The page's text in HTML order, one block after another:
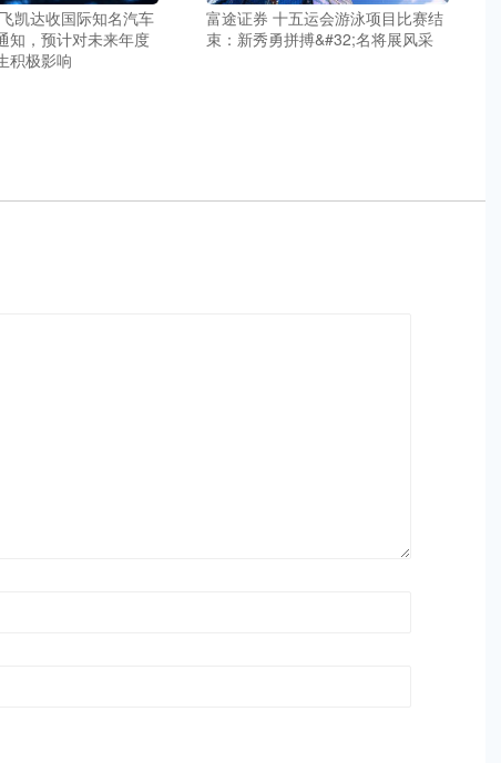
凯达收国际知名汽车
知，预计对未来年度
积极影响
富途证券 十五运会游泳项目比赛结
束：新秀勇拼搏&#32;名将展风采